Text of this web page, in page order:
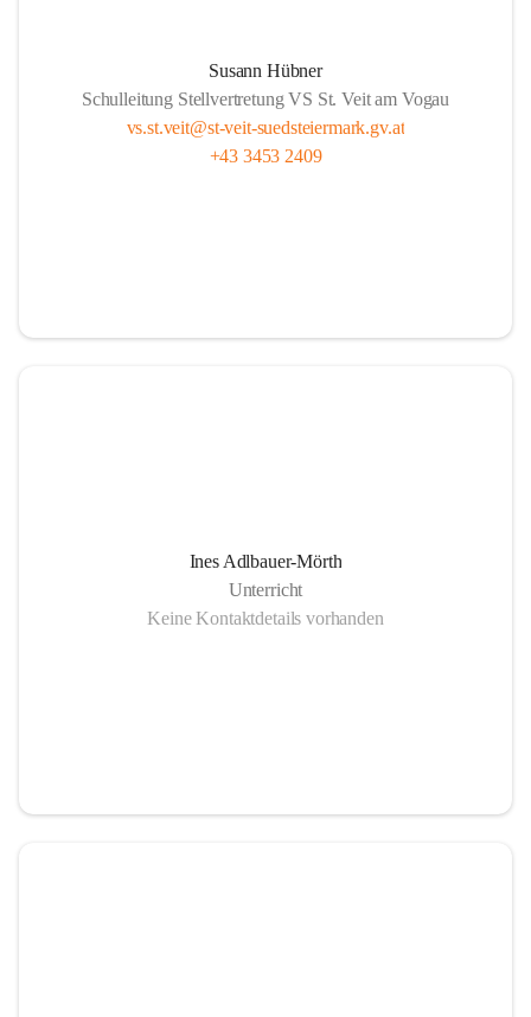
Susann Hübner
Schulleitung Stellvertretung VS St. Veit am Vogau
vs.st.veit@st-veit-suedsteiermark.gv.at
+43 3453 2409
Ines Adlbauer-Mörth
Unterricht
Keine Kontaktdetails vorhanden